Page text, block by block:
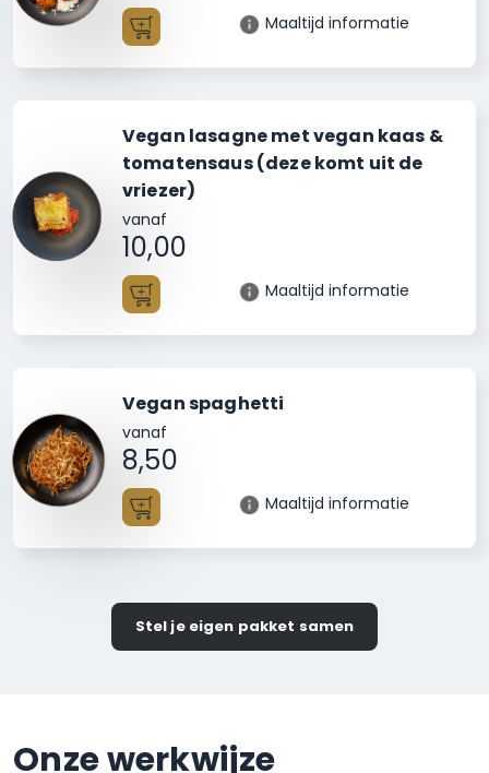
Maaltijd informatie
Toevoegen
Vegan lasagne met vegan kaas &
tomatensaus (deze komt uit de
vriezer)
vanaf
10,00
Maaltijd informatie
Vegan spaghetti
vanaf
8,50
Maaltijd informatie
Toevoegen
Stel je eigen pakket samen
Onze werkwijze